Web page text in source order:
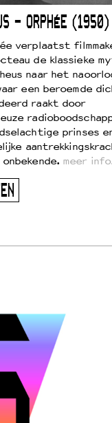
– ORPHÉE (1950)
verplaatst
de klassieke
naar het
een beroemde
raakt door
prinses
meer